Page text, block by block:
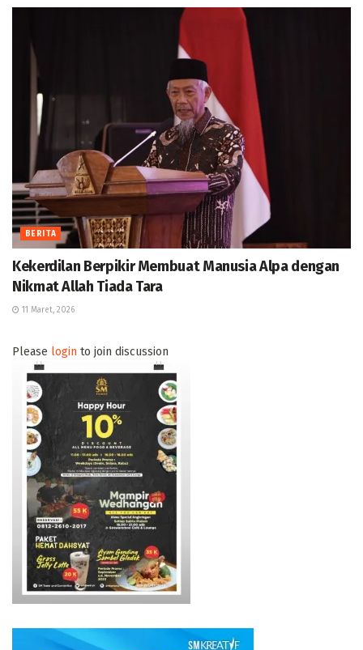
BERITA
Kekerdilan Berpikir Membuat Manusia Alpa dengan
Nikmat Allah Tiada Tara
11 Maret, 2026
Please login to join discussion